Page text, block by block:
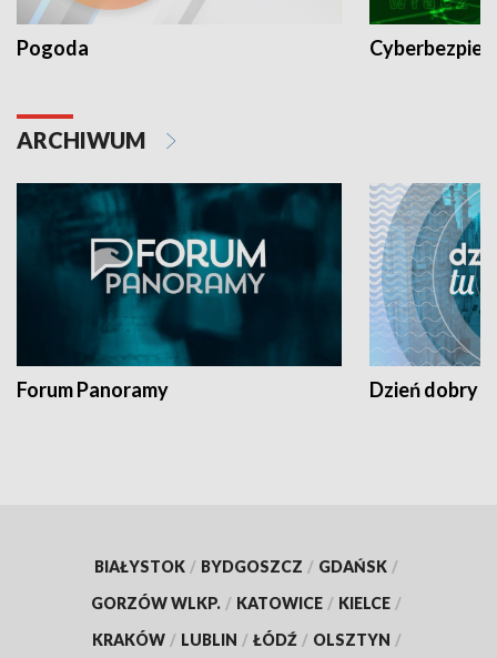
Pogoda
ARCHIWUM
Forum Panoramy Dzień dobry
BIAŁYSTOK / BYDGOSZCZ / GDAŃSK /
GORZÓW WLKP. / KATOWICE / KIELCE /
KRAKÓW / LUBLIN / ŁÓDŹ / OLSZTYN /